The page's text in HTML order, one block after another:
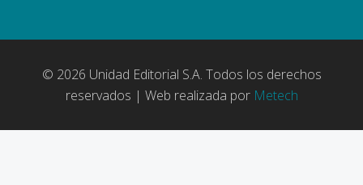
© 2026 Unidad Editorial S.A. Todos los derechos
reservados | Web realizada por Metech